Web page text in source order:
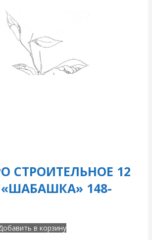
СТРОИТЕЛЬНОЕ 12
148-
в корзину